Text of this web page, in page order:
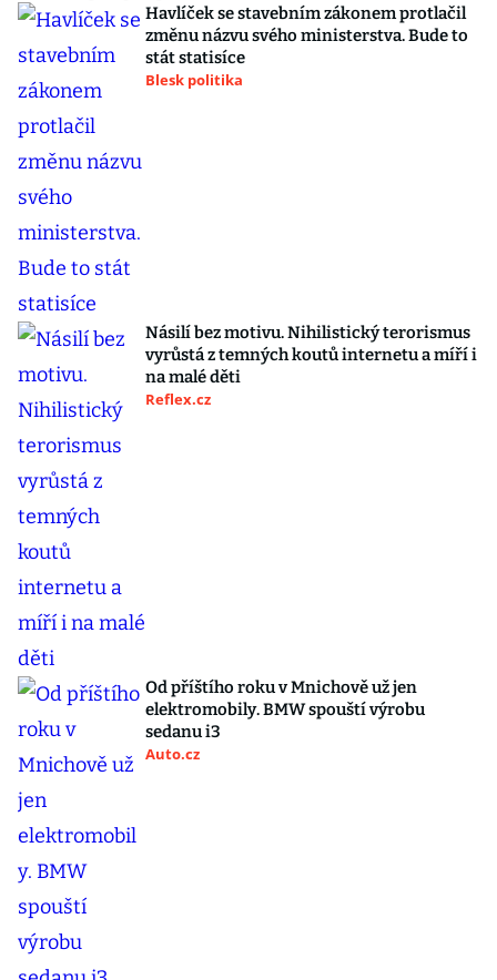
Havlíček se stavebním zákonem protlačil
změnu názvu svého ministerstva. Bude to
stát statisíce
Blesk politika
Násilí bez motivu. Nihilistický terorismus
vyrůstá z temných koutů internetu a míří i
na malé děti
Reflex.cz
Od příštího roku v Mnichově už jen
elektromobily. BMW spouští výrobu
sedanu i3
Auto.cz